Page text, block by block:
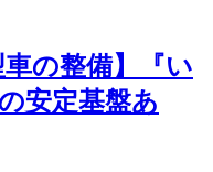
車の整備】『い
安定基盤あ